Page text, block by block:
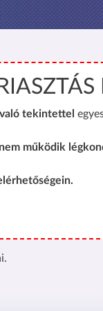
tekintettel
működik